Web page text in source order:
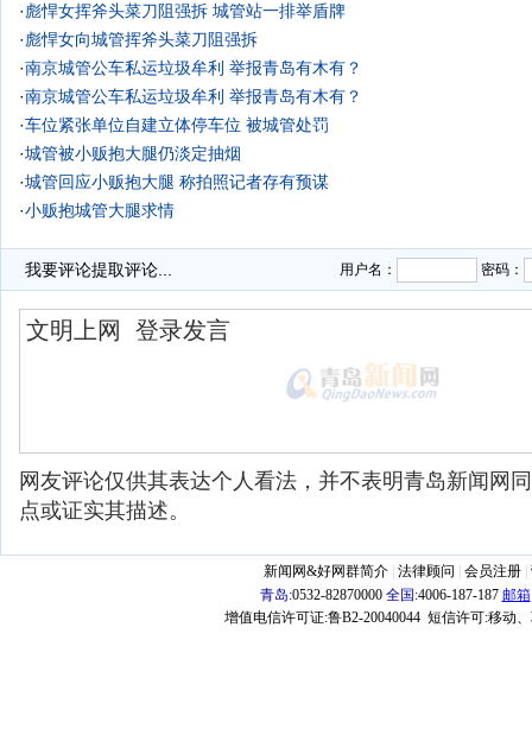
·彪悍女挥斧头菜刀阻强拆 城管站一排举盾牌
·彪悍女向城管挥斧头菜刀阻强拆
·南京城管公车私运垃圾牟利 举报青岛有木有？
·南京城管公车私运垃圾牟利 举报青岛有木有？
·车位紧张单位自建立体停车位 被城管处罚
·城管被小贩抱大腿仍淡定抽烟
·城管回应小贩抱大腿 称拍照记者存有预谋
·小贩抱城管大腿求情
我要评论提取评论... 用户名： 密码：
网友评论仅供其表达个人看法，并不表明青岛新闻网
点或证实其描述。